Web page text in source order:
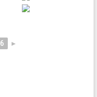
6 ►